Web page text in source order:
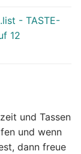
- TASTE-
12
und Tassen
und wenn
dann freue